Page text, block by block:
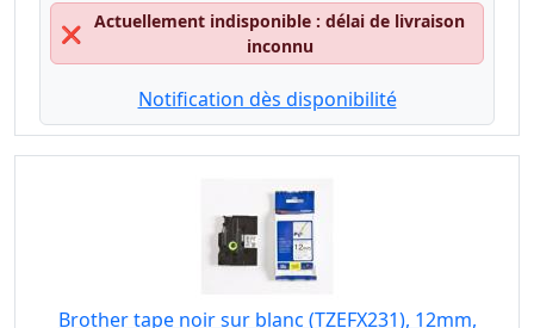
❌
Actuellement indisponible : délai de livraison
inconnu
Notification dès disponibilité
Brother tape noir sur blanc (TZEFX231), 12mm,